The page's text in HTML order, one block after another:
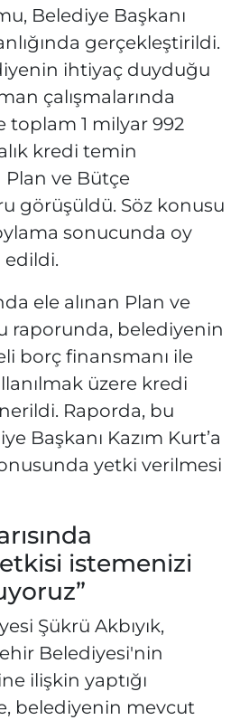
Belediye Başkanı
gerçekleştirildi.
ihtiyaç duyduğu
çalışmalarında
toplam 1 milyar 992
kredi temin
ve Bütçe
görüşüldü. Söz konusu
sonucunda oy
ele alınan Plan ve
raporunda, belediyenin
borç finansmanı ile
üzere kredi
Raporda, bu
Başkanı Kazım Kurt’a
yetki verilmesi
istemenizi
Şükrü Akbıyık,
Belediyesi'nin
ilişkin yaptığı
belediyenin mevcut